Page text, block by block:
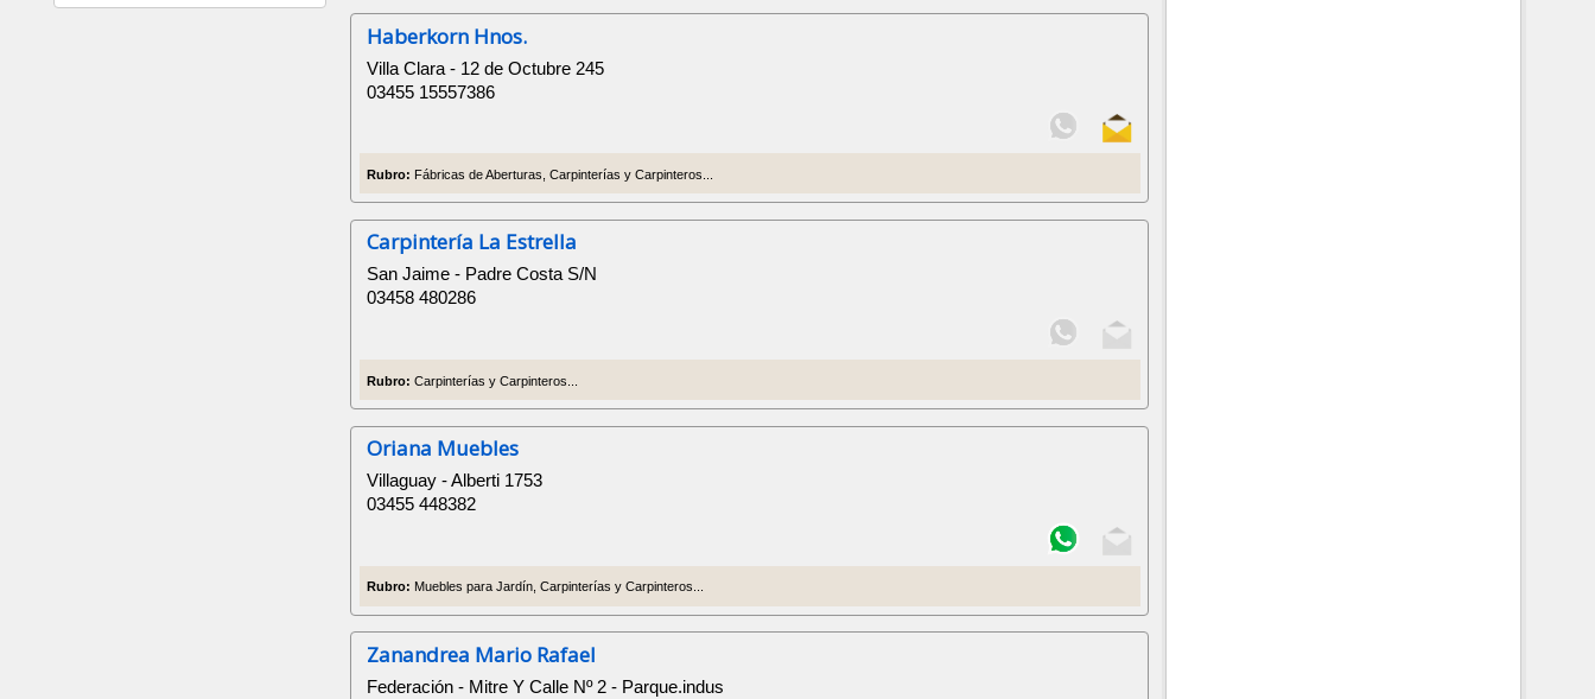
Haberkorn Hnos.
Villa Clara - 12 de Octubre 245
03455 15557386
Rubro: Fábricas de Aberturas, Carpinterías y Carpinteros...
Carpintería La Estrella
San Jaime - Padre Costa S/N
03458 480286
Rubro: Carpinterías y Carpinteros...
Oriana Muebles
Villaguay - Alberti 1753
03455 448382
Rubro: Muebles para Jardín, Carpinterías y Carpinteros...
Zanandrea Mario Rafael
Federación - Mitre Y Calle Nº 2 - Parque.indus